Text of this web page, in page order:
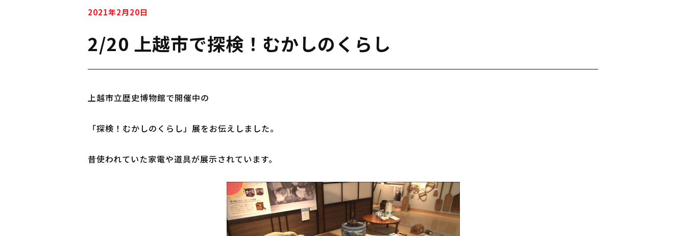
2021年2月20日
2/20 上越市で探検！むかしのくらし
上越市立歴史博物館で開催中の
「探検！むかしのくらし」展をお伝えしました。
昔使われていた家電や道具が展示されています。